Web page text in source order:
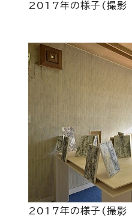
2017年の様子(撮
2017年の様子(撮影